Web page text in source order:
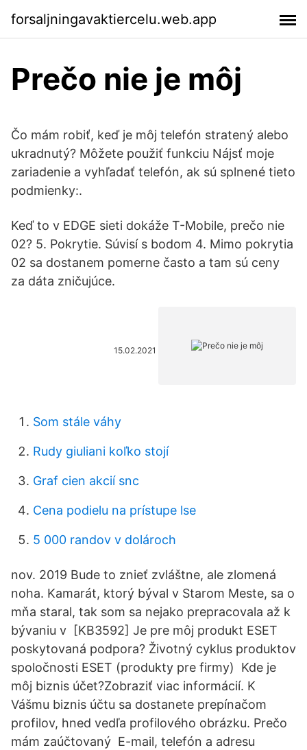
forsaljningavaktiercelu.web.app
Prečo nie je môj
Čo mám robiť, keď je môj telefón stratený alebo
ukradnutý? Môžete použiť funkciu Nájsť moje
zariadenie a vyhľadať telefón, ak sú splnené tieto
podmienky:.
Keď to v EDGE sieti dokáže T-Mobile, prečo nie
02? 5. Pokrytie. Súvisí s bodom 4. Mimo pokrytia
02 sa dostanem pomerne často a tam sú ceny
za dáta zničujúce.
15.02.2021
Som stále váhy
Rudy giuliani koľko stojí
Graf cien akcií snc
Cena podielu na prístupe lse
5 000 randov v dolároch
nov. 2019 Bude to znieť zvláštne, ale zlomená
noha. Kamarát, ktorý býval v Starom Meste, sa o
mňa staral, tak som sa nejako prepracovala až k
bývaniu v [KB3592] Je pre môj produkt ESET
poskytovaná podpora? Životný cyklus produktov
spoločnosti ESET (produkty pre firmy) Kde je
môj biznis účet?Zobraziť viac informácií. K
Vášmu biznis účtu sa dostanete prepínačom
profilov, hned vedľa profilového obrázku. Prečo
mám zaúčtovaný E-mail, telefón a adresu